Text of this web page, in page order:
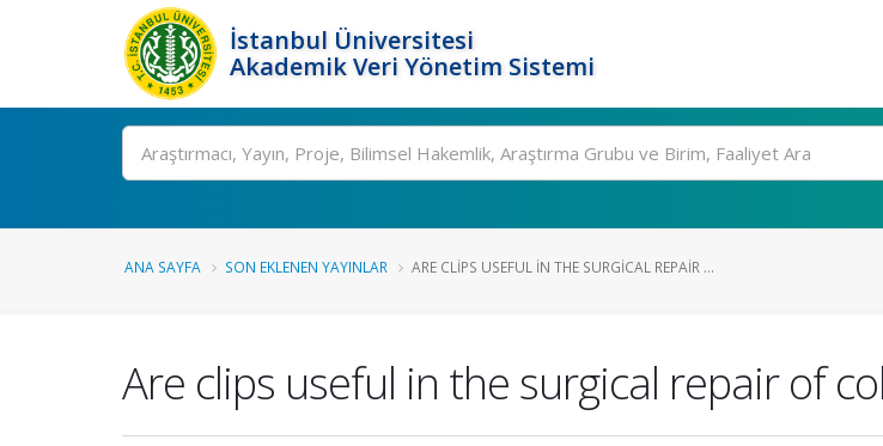
İstanbul Üniversitesi
Akademik Veri Yönetim Sistemi
Ara
ANA SAYFA SON EKLENEN YAYINLAR ARE CLIPS USEFUL IN THE SURGICAL REPAIR ...
Are clips useful in the surgical repair of